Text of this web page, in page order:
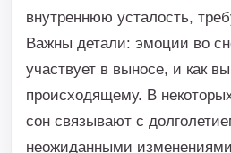
внутреннюю усталость,
Важны детали: эмоции во
участвует в выносе, и как
происходящему. В
сон связывают с
неожиданными